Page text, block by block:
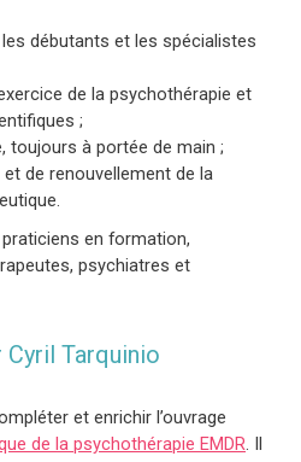
débutants et les spécialistes
de la psychothérapie et
;
toujours à portée de main ;
de renouvellement de la
praticiens en formation,
psychiatres et
Tarquinio
et enrichir l’ouvrage
de la psychothérapie EMDR . Il